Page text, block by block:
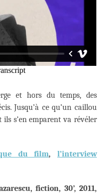
et hors du temps, des
Jusqu’à ce qu’un caillou
s’en emparent va révéler
du film,l’interview
fiction, 30’, 2011,